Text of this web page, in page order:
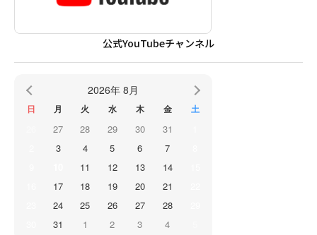
公式YouTubeチャンネル
2026年 8月
日 月 火 水 木 金 土
27 28 29 30 31
3 4 5 6 7
11 12 13 14
17 18 19 20 21
24 25 26 27 28
31 1 2 3 4